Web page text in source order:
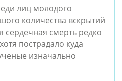
лиц молодого
количества вскрытий
сердечная смерть редко
пострадало куда
изначально